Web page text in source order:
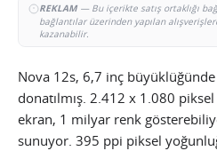
REKLAM— Bu içerikte satış ortaklığı
bağlantılar üzerinden yapılan
kazanabilir.
Nova 12s, 6,7 inç
donatılmış. 2.412 x 1.080
ekran, 1 milyar renk
sunuyor. 395 ppi piksel